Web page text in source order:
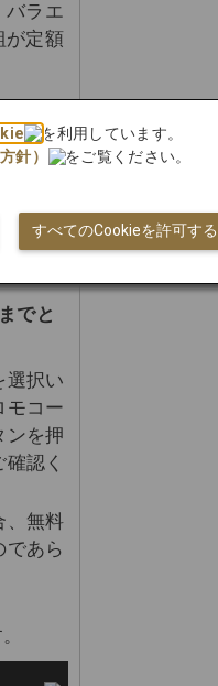
バラエ
が定額
し込み
ド：
でと
選択い
モコー
ンを押
認く
、無料
であら
を利用しています。
針） をご覧ください。
すべてのCookieを許可する